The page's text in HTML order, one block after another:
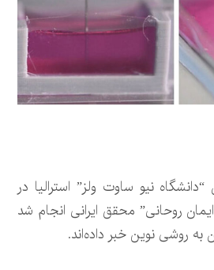
نیو ساوت ولز” استرالیا در
روحانی” محقق ایرانی انجام شد
روشی نوین خبر داده‌اند.